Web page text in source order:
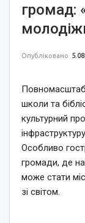
громад:
Опубліковано
школи та
культурний
Особливо
громади, де
може стати
зі світом.